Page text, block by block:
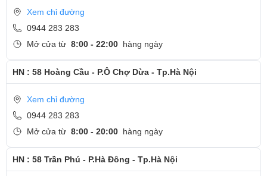
Bước 2 : Tháo máy và kiếm tra chi tiết về tình trạng máy.
Bước 3 : Sửa chữa và thay màn hình Oppo nhanh chóng
bằng linh kiện zin chính hãng.
Bước 4 : Lắp lại máy cho khách hàng.
Bước 5 : Kiểm tra máy và bàn giao máy lại cho khách hàng ,
dán tem bảo hành.
Cam kết thay pin Oppo tại Ngọc Nguyễn Care
- Thời gian thay: 2 - 3 tiếng
- Thực hiện đúng cam kết những gì cam kết trong thời gian
bảo hành.
Xem chỉ đường
0944 283 283
Mở cửa từ 8:00 - 22:00 hàng ngày
HN : 58 Hoàng Cầu - P.Ô Chợ Dừa - Tp.Hà Nội
Xem chỉ đường
0944 283 283
Mở cửa từ 8:00 - 20:00 hàng ngày
HN : 58 Trần Phú - P.Hà Đông - Tp.Hà Nội